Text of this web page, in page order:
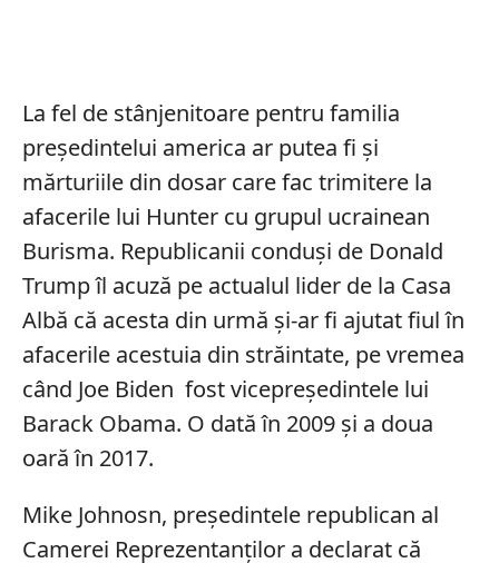
La fel de stânjenitoare pentru familia
președintelui america ar putea fi și
mărturiile din dosar care fac trimitere la
afacerile lui Hunter cu grupul ucrainean
Burisma. Republicanii conduși de Donald
Trump îl acuză pe actualul lider de la Casa
Albă că acesta din urmă și-ar fi ajutat fiul în
afacerile acestuia din străintate, pe vremea
când Joe Biden fost vicepreședintele lui
Barack Obama. O dată în 2009 și a doua
oară în 2017.
Mike Johnosn, președintele republican al
Camerei Reprezentanților a declarat că